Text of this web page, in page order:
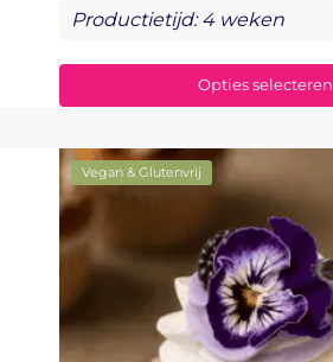
Productietijd: 4 weken
Opties selecteren
Vegan & Glutenvrij